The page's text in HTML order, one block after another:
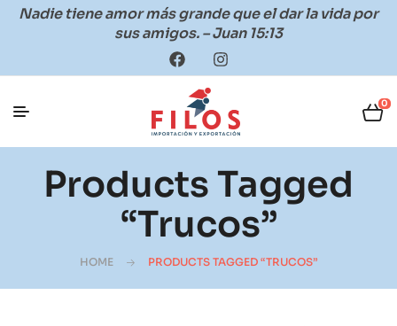
Nadie tiene amor más grande que el dar la vida por
sus amigos. – Juan 15:13
0
Products Tagged
“trucos”
HOME PRODUCTS TAGGED “TRUCOS”